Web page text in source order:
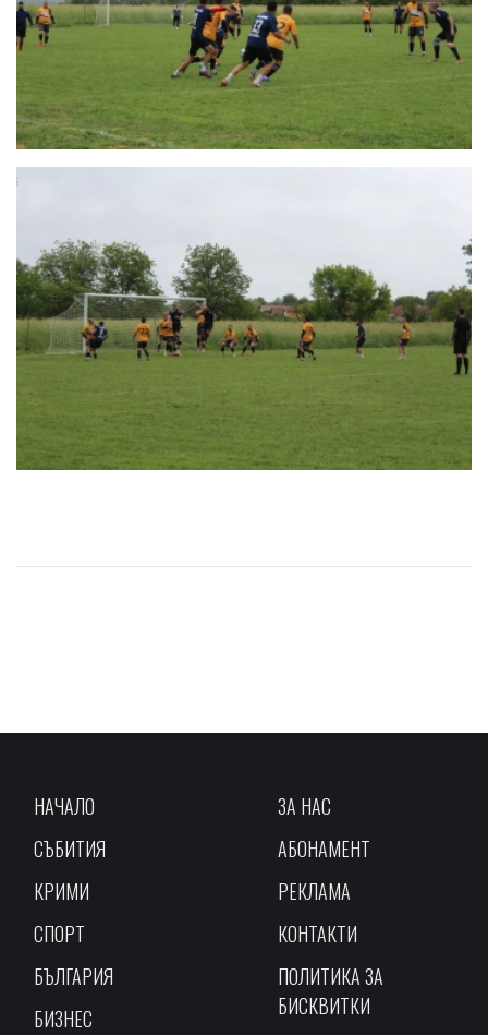
НАЧАЛО
СЪБИТИЯ
КРИМИ
СПОРТ
БЪЛГАРИЯ
БИЗНЕС
ЗА НАС
АБОНАМЕНТ
РЕКЛАМА
КОНТАКТИ
ПОЛИТИКА ЗА
БИСКВИТКИ